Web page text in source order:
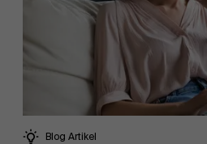
Ontdek
Onderzoek
Partners
Blog Artikel